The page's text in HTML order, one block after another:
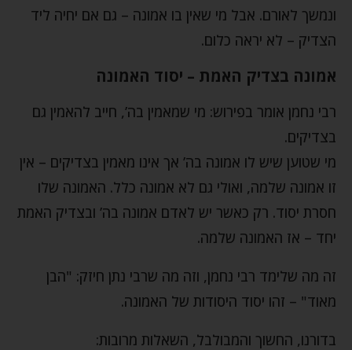
ונמשך לאורם. אבל מי שאין בו אמונה – גם אם יחיה ליד
הצדיק – לא יראה כלום.
אמונה בצדיק האמת – יסוד האמונה
רבי נחמן אומר בפירוש: מי שמאמין בה’, חייב להאמין גם
בצדיקים.
מי שטוען שיש לו אמונה בה’ אך אינו מאמין בצדיקים – אין
זו אמונה שלמה, ואולי גם לא אמונה כלל. האמונה שלו
חסרת יסוד. רק כאשר יש לאדם אמונה בה’ ובצדיק האמת
יחד – אז האמונה שלמה.
זה מה שלימד רבי נחמן, וזה מה שרבי נתן חיזק: "הבן
מאוד" – זהו יסוד היסודות של האמונה.
בדורנו, החשוך והמבולבל, השאלות מרובות: